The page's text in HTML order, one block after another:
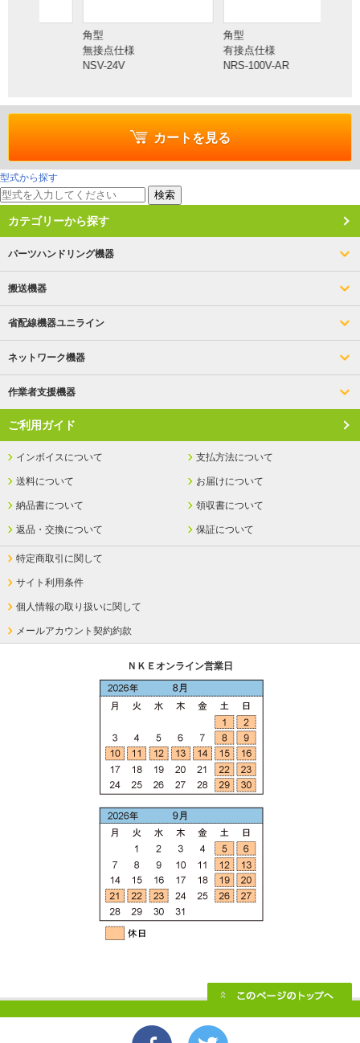
無接点仕様
NSV-24V
有接点仕様
NRS-100V-AR
カートを見る
型式から探す
検索
カテゴリーから探す
パーツハンドリング機器
搬送機器
省配線機器ユニライン
ネットワーク機器
作業者支援機器
ご利用ガイド
インボイスについて 支払方法について
送料について お届けについて
納品書について 領収書について
返品・交換について 保証について
特定商取引に関して
サイト利用条件
個人情報の取り扱いに関して
メールアカウント契約約款
ＮＫＥオンライン営業日